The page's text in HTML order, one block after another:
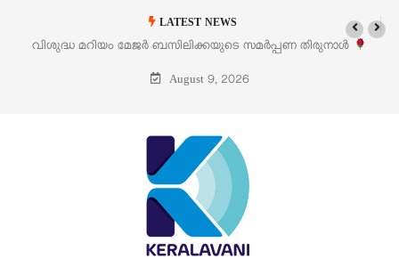
LATEST NEWS
‘പെറ്റൽസ്’ ലൈഫ് സ്റ്റൈൽ എക്സിബിഷനും സെയിലും
പെരുമാനൂരിൽ
August 9, 2026